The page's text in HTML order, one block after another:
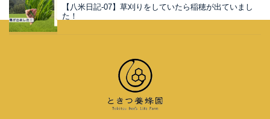
【八米日記-07】草刈りをしていたら稲穂が出ていまし
た！